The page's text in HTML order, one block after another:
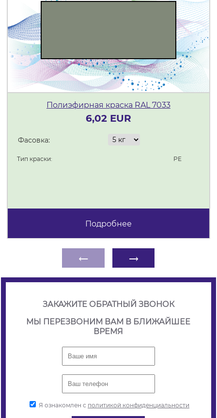
Полиэфирная краска RAL 7033
6,02 EUR
Фасовка:
Тип краски: PE
Подробнее
← →
ЗАКАЖИТЕ ОБРАТНЫЙ ЗВОНОК
МЫ ПЕРЕЗВОНИМ ВАМ В БЛИЖАЙШЕЕ
ВРЕМЯ
Я ознакомлен с политикой конфиденциальности